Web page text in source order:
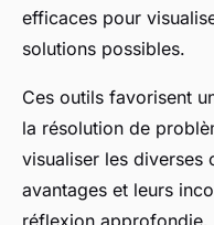
efficaces pour
solutions possibles.
Ces outils favorisent
la résolution de
visualiser les diverses
avantages et leurs